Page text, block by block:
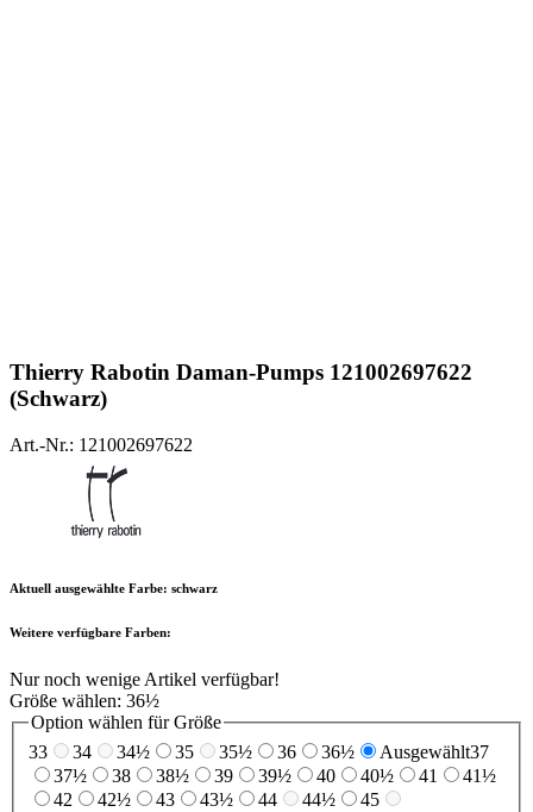
Thierry Rabotin Daman-Pumps 121002697622
(Schwarz)
Art.-Nr.: 121002697622
Aktuell ausgewählte Farbe: schwarz
Weitere verfügbare Farben:
Nur noch wenige Artikel verfügbar!
Größe wählen: 36½
Option wählen für Größe
33
34 34½ 35 35½ 36 36½ Ausgewählt37
37½
38 38½ 39 39½ 40 40½ 41
41½
42
42½ 43 43½ 44 44½
45